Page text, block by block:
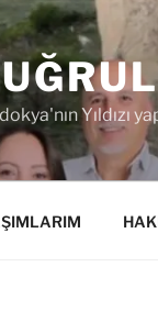
Yıldızı